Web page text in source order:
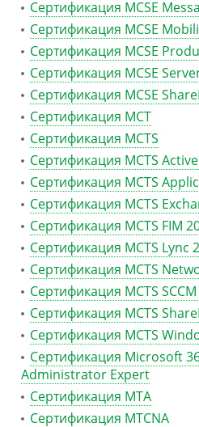
Сертификация MCSE
Сертификация MCSE
Сертификация MCSE
Сертификация MCSE
Сертификация MCSE
Сертификация MCT
Сертификация MCTS
Сертификация MCTS
Сертификация MCTS
Сертификация MCTS
Сертификация MCTS FIM
Сертификация MCTS Lync
Сертификация MCTS
Сертификация MCTS
Сертификация MCTS
Сертификация MCTS
Сертификация Microsoft
Administrator Expert
Сертификация MTA
Сертификация MTCNA